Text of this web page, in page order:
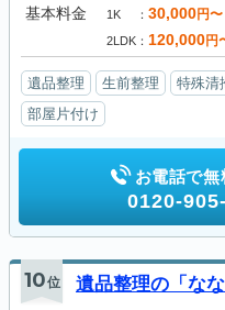
基本料金 1K 30,000円〜
2LDK 120,000円
遺品整理 生前整理 特殊清
部屋片付け
お電話で無
0120-
10位 遺品整理の「なな